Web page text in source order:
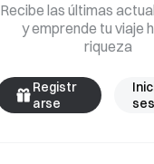
Recibe las últimas
y emprende tu viaje
riqueza
Registr
arse